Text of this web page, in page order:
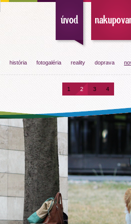
história fotogaléria reality doprava
1 2 3 4